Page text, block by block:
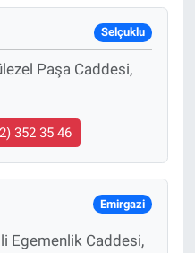
Selçuklu
Paşa Caddesi,
352 35 46
Emirgazi
Egemenlik Caddesi,